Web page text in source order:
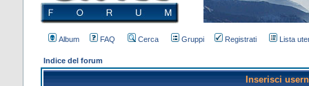
Album FAQ Cerca Gruppi Registrati Lista
Indice del forum
Inserisci